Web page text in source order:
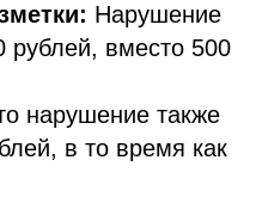
Нарушение
рублей, вместо 500
нарушение также
в то время как